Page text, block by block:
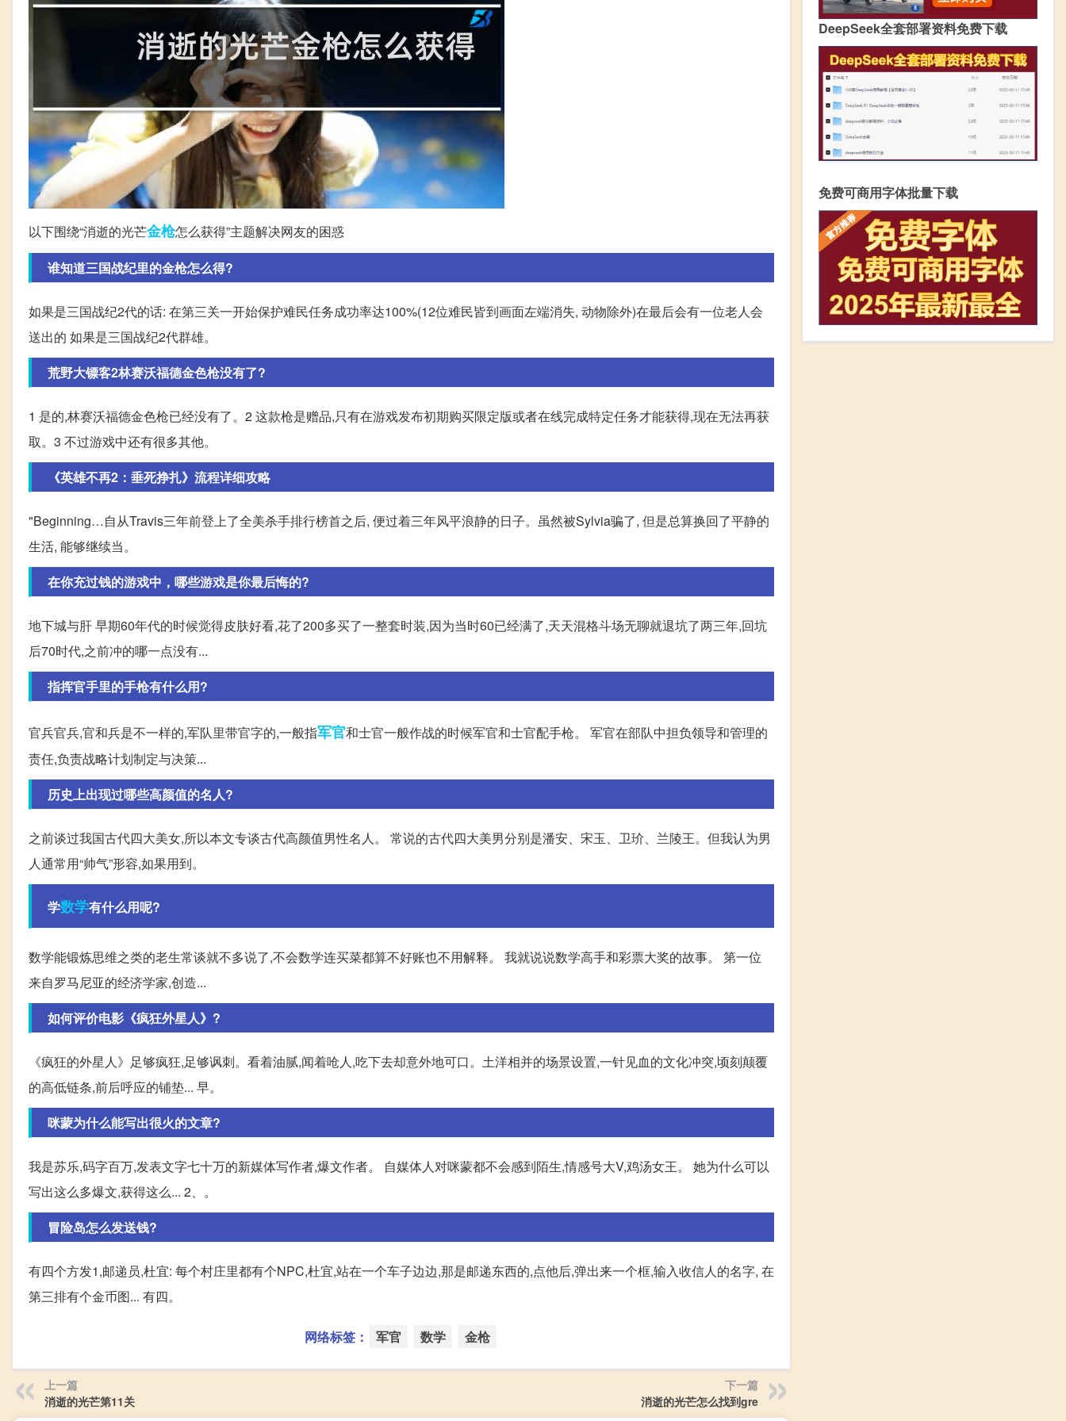
以下围绕“消逝的光芒金枪怎么获得”主题解决网友的困惑
谁知道三国战纪里的金枪怎么得?
如果是三国战纪2代的话: 在第三关一开始保护难民任务成功率达100%(12位难民皆到画面左端消失, 动物除外)在最后会有一位老人会
送出的 如果是三国战纪2代群雄。
荒野大镖客2林赛沃福德金色枪没有了?
1 是的,林赛沃福德金色枪已经没有了。2 这款枪是赠品,只有在游戏发布初期购买限定版或者在线完成特定任务才能获得,现在无法再获
取。3 不过游戏中还有很多其他。
《英雄不再2：垂死挣扎》流程详细攻略
"Beginning…自从Travis三年前登上了全美杀手排行榜首之后, 便过着三年风平浪静的日子。虽然被Sylvia骗了, 但是总算换回了平静的
生活, 能够继续当。
在你充过钱的游戏中，哪些游戏是你最后悔的?
地下城与肝 早期60年代的时候觉得皮肤好看,花了200多买了一整套时装,因为当时60已经满了,天天混格斗场无聊就退坑了两三年,回坑
后70时代,之前冲的哪一点没有...
指挥官手里的手枪有什么用?
官兵官兵,官和兵是不一样的,军队里带官字的,一般指军官和士官一般作战的时候军官和士官配手枪。 军官在部队中担负领导和管理的
责任,负责战略计划制定与决策...
历史上出现过哪些高颜值的名人?
之前谈过我国古代四大美女,所以本文专谈古代高颜值男性名人。 常说的古代四大美男分别是潘安、宋玉、卫玠、兰陵王。但我认为男
人通常用“帅气”形容,如果用到。
学数学有什么用呢?
数学能锻炼思维之类的老生常谈就不多说了,不会数学连买菜都算不好账也不用解释。 我就说说数学高手和彩票大奖的故事。 第一位
来自罗马尼亚的经济学家,创造...
如何评价电影《疯狂外星人》?
《疯狂的外星人》足够疯狂,足够讽刺。看着油腻,闻着呛人,吃下去却意外地可口。土洋相并的场景设置,一针见血的文化冲突,顷刻颠覆
的高低链条,前后呼应的铺垫... 早。
咪蒙为什么能写出很火的文章?
我是苏乐,码字百万,发表文字七十万的新媒体写作者,爆文作者。 自媒体人对咪蒙都不会感到陌生,情感号大V,鸡汤女王。 她为什么可以
写出这么多爆文,获得这么... 2、。
冒险岛怎么发送钱?
有四个方发1,邮递员,杜宜: 每个村庄里都有个NPC,杜宜,站在一个车子边边,那是邮递东西的,点他后,弹出来一个框,输入收信人的名字, 在
第三排有个金币图... 有四。
网络标签： 军官 数学 金枪
上一篇
消逝的光芒第11关
下一篇
消逝的光芒怎么找到gre
DeepSeek全套部署资料免费下载
免费可商用字体批量下载